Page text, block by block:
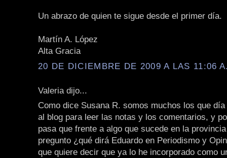
Un abrazo de quien te sigue desde el primer día.
Martín A. López
Alta Gracia
20 DE DICIEMBRE DE 2009 A LAS 11:06
Valeria dijo...
Como dice Susana R. somos muchos los que
al blog para leer las notas y los comentarios, y
pasa que frente a algo que sucede en la
pregunto ¿qué dirá Eduardo en Periodismo y
que quiere decir que ya lo he incorporado como